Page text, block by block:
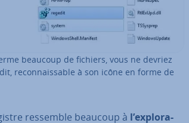
beaucoup de fichiers, vous ne devriez
re­con­nais­sable à son icône en forme de
ressemble beaucoup à l’ex­plo­ra­